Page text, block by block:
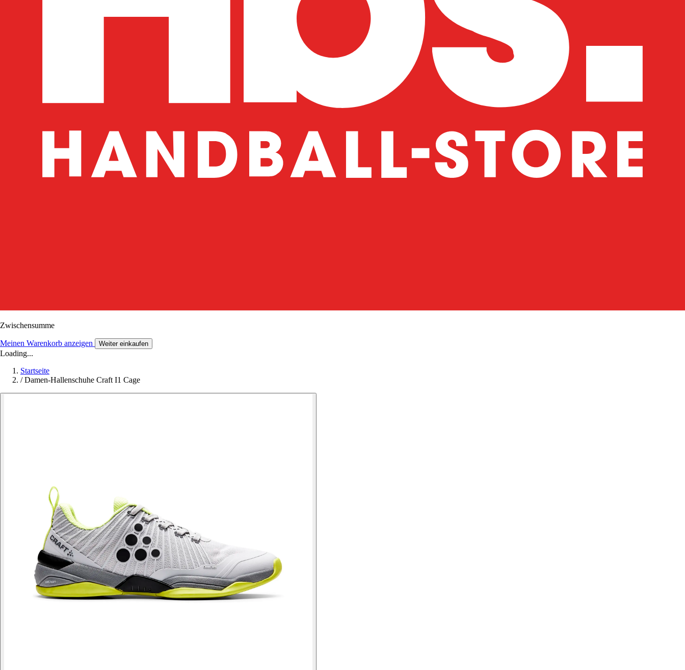
Zwischensumme
Meinen Warenkorb anzeigen Weiter einkaufen
Loading...
Startseite
/ Damen-Hallenschuhe Craft I1 Cage